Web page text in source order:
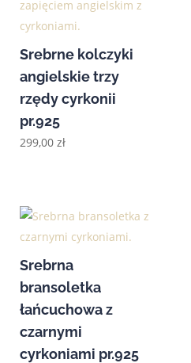
Srebrne kolczyki
angielskie trzy
rzędy cyrkonii
pr.925
299,00zł
Srebrna
bransoletka
łańcuchowa z
czarnymi
cyrkoniami pr.925